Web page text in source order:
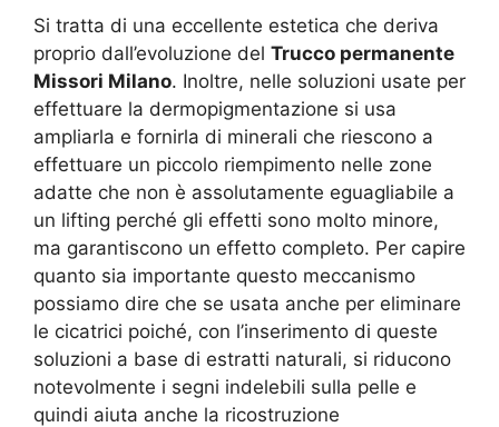
Si tratta di una eccellente estetica che deriva
proprio dall’evoluzione del Trucco permanente
Missori Milano. Inoltre, nelle soluzioni usate per
effettuare la dermopigmentazione si usa
ampliarla e fornirla di minerali che riescono a
effettuare un piccolo riempimento nelle zone
adatte che non è assolutamente eguagliabile a
un lifting perché gli effetti sono molto minore,
ma garantiscono un effetto completo. Per capire
quanto sia importante questo meccanismo
possiamo dire che se usata anche per eliminare
le cicatrici poiché, con l’inserimento di queste
soluzioni a base di estratti naturali, si riducono
notevolmente i segni indelebili sulla pelle e
quindi aiuta anche la ricostruzione